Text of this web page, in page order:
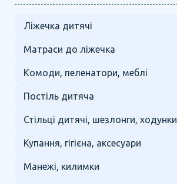
Ліжечка дитячі
Матраси до ліжечка
Комоди, пеленатори, меблі
Постіль дитяча
Стільці дитячі, шезлонги, ходунки
Купання, гігієна, аксесуари
Манежі, килимки